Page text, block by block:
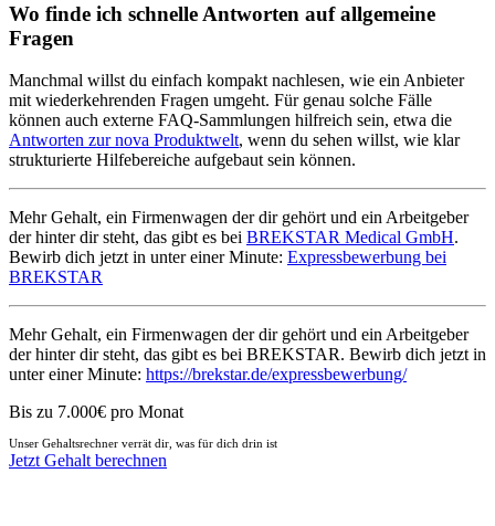
Wo finde ich schnelle Antworten auf allgemeine
Fragen
Manchmal willst du einfach kompakt nachlesen, wie ein Anbieter
mit wiederkehrenden Fragen umgeht. Für genau solche Fälle
können auch externe FAQ-Sammlungen hilfreich sein, etwa die
Antworten zur nova Produktwelt, wenn du sehen willst, wie klar
strukturierte Hilfebereiche aufgebaut sein können.
Mehr Gehalt, ein Firmenwagen der dir gehört und ein Arbeitgeber
der hinter dir steht, das gibt es bei BREKSTAR Medical GmbH.
Bewirb dich jetzt in unter einer Minute: Expressbewerbung bei
BREKSTAR
Mehr Gehalt, ein Firmenwagen der dir gehört und ein Arbeitgeber
der hinter dir steht, das gibt es bei BREKSTAR. Bewirb dich jetzt in
unter einer Minute: https://brekstar.de/expressbewerbung/
Bis zu 7.000€ pro Monat
Unser Gehaltsrechner verrät dir, was für dich drin ist
Jetzt Gehalt berechnen